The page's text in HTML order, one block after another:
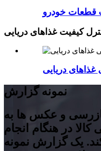
قطعات خودرو
کیفیت غذاهای دریایی
دریایی
نمونه گزارش
و عکس ها به
کالا در هنگام انجام
یک گزارش نمونه